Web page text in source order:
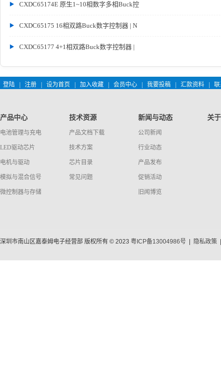
CXDC65174E 原生1~10相数字多相Buck控
CXDC65175 16相双路Buck数字控制器 | N
CXDC65177 4+1相双路Buck数字控制器 |
登陆 注册 设为首页 加入收藏 会员中心 我要投稿 汇款资料
产品中心
电池管理与充电
LED驱动芯片
电机与驱动
模拟与混合信号
微控制器与存储
技术资源
产品文档下载
技术方案
芯片目录
常见问题
新闻与动态
公司新闻
行业动态
产品发布
促销活动
旧闻博览
关
深圳市南山区嘉泰姆电子经营部 版权所有 © 2023 粤ICP备13004986号 隐私政策